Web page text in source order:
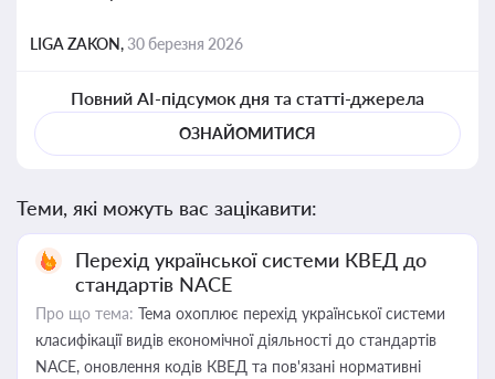
LIGA ZAKON,30 березня 2026
Повний AI-підсумок дня та статті-джерела
ОЗНАЙОМИТИСЯ
Теми, які можуть вас зацікавити:
Перехід української системи КВЕД до
стандартів NACE
Про що тема: Тема охоплює перехід української системи
класифікації видів економічної діяльності до стандартів
NACE, оновлення кодів КВЕД та пов'язані нормативні